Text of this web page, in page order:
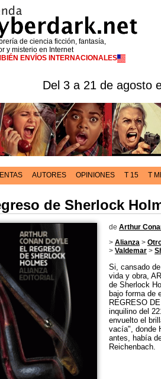
de ciencia ficción, fantasía,
y misterio en Internet
ENVÍOS INTERNACIONALES
Del 3 a 21 de agosto
AUTORES OPINIONES T 15 T
de Sherlock
de Arthur
> Alianza >
> Valdemar >
Si, cansado
vida y obra,
de Sherlock
bajo forma de
REGRESO
inquilino del
envuelto el
vacía", donde
antes, había
Reichenbach.